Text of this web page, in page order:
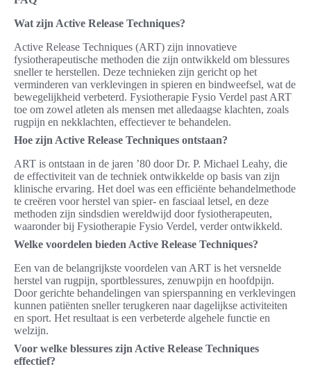
Wat zijn Active Release Techniques?
Active Release Techniques (ART) zijn innovatieve
fysiotherapeutische methoden die zijn ontwikkeld om blessures
sneller te herstellen. Deze technieken zijn gericht op het
verminderen van verklevingen in spieren en bindweefsel, wat de
bewegelijkheid verbeterd. Fysiotherapie Fysio Verdel past ART
toe om zowel atleten als mensen met alledaagse klachten, zoals
rugpijn en nekklachten, effectiever te behandelen.
Hoe zijn Active Release Techniques ontstaan?
ART is ontstaan in de jaren ’80 door Dr. P. Michael Leahy, die
de effectiviteit van de techniek ontwikkelde op basis van zijn
klinische ervaring. Het doel was een efficiënte behandelmethode
te creëren voor herstel van spier- en fasciaal letsel, en deze
methoden zijn sindsdien wereldwijd door fysiotherapeuten,
waaronder bij Fysiotherapie Fysio Verdel, verder ontwikkeld.
Welke voordelen bieden Active Release Techniques?
Een van de belangrijkste voordelen van ART is het versnelde
herstel van rugpijn, sportblessures, zenuwpijn en hoofdpijn.
Door gerichte behandelingen van spierspanning en verklevingen
kunnen patiënten sneller terugkeren naar dagelijkse activiteiten
en sport. Het resultaat is een verbeterde algehele functie en
welzijn.
Voor welke blessures zijn Active Release Techniques
effectief?